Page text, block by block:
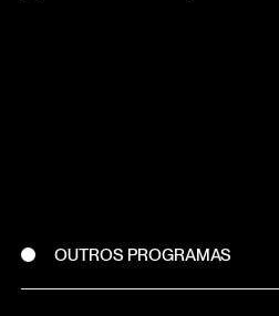
OUTROS PROGRAMAS